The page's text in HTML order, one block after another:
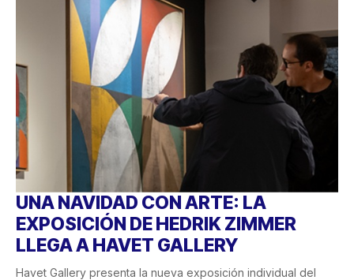
UNA NAVIDAD CON ARTE: LA
EXPOSICIÓN DE HEDRIK ZIMMER
LLEGA A HAVET GALLERY
Havet Gallery presenta la nueva exposición individual del